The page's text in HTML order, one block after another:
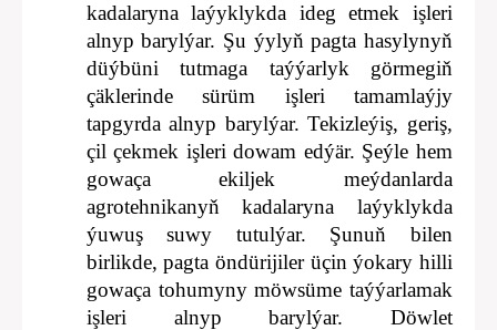
kadalaryna laýyklykda ideg etmek işleri
alnyp barylýar. Şu ýylyň pagta hasylynyň
düýbüni tutmaga taýýarlyk görmegiň
çäklerinde sürüm işleri tamamlaýjy
tapgyrda alnyp barylýar. Tekizleýiş, geriş,
çil çekmek işleri dowam edýär. Şeýle hem
gowaça ekiljek meýdanlarda
agrotehnikanyň kadalaryna laýyklykda
ýuwuş suwy tutulýar. Şunuň bilen
birlikde, pagta öndürijiler üçin ýokary hilli
gowaça tohumyny möwsüme taýýarlamak
işleri alnyp barylýar. Döwlet